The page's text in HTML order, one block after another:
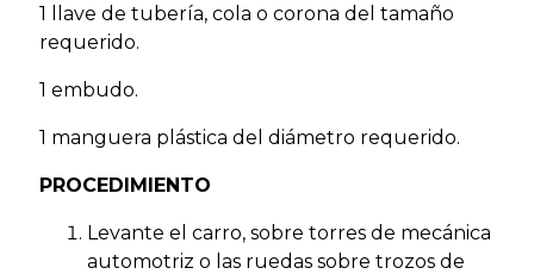
1 llave de tubería, cola o corona del tamaño
requerido.
1 embudo.
1 manguera plástica del diámetro requerido.
PROCEDIMIENTO
Levante el carro, sobre torres de mecánica
automotriz o las ruedas sobre trozos de